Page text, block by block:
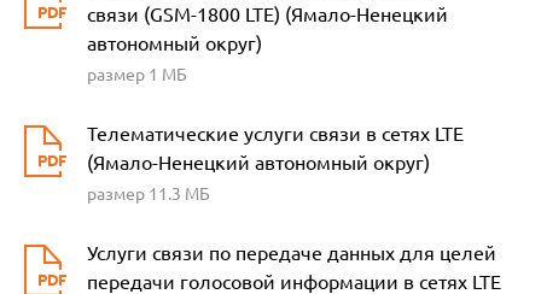
связи (GSM-1800 LTE) (Ямало-Ненецкий
автономный округ)
размер 1 МБ
Телематические услуги связи в сетях LTE
(Ямало-Ненецкий автономный округ)
размер 11.3 МБ
Услуги связи по передаче данных для целей
передачи голосовой информации в сетях LTE